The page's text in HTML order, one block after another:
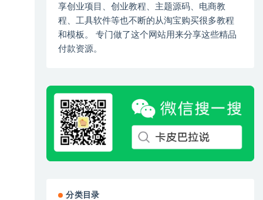
享创业项目、创业教程、主题源码、电商教
程、工具软件等也不断的从淘宝购买很多教程
和模板。 专门做了这个网站用来分享这些精品
付款资源。
分类目录